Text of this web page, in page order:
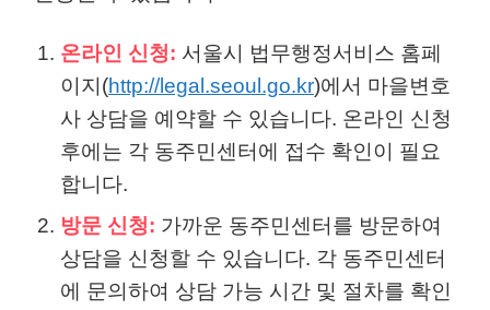
온라인 신청: 서울시 법무행정서비스 홈페
이지(http://legal.seoul.go.kr)에서 마을변호
사 상담을 예약할 수 있습니다. 온라인 신청
후에는 각 동주민센터에 접수 확인이 필요
합니다.
방문 신청: 가까운 동주민센터를 방문하여
상담을 신청할 수 있습니다. 각 동주민센터
에 문의하여 상담 가능 시간 및 절차를 확인